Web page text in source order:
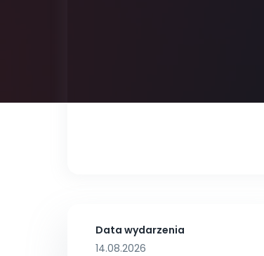
Data wydarzenia
14.08.2026